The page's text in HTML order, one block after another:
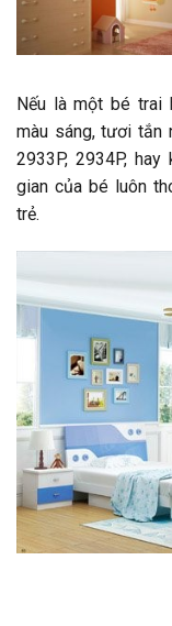
Nếu là một bé trai
màu sáng, tươi tắn
2933P, 2934P,
gian của bé luôn
trẻ.